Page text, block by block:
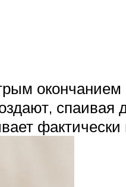
окончанием
спаивая
фактически